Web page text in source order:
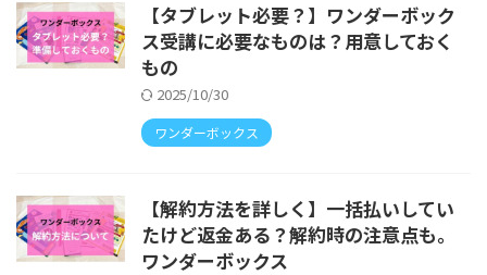
【タブレット必要？】ワンダーボック
ス受講に必要なものは？用意しておく
もの
2025/10/30
ワンダーボックス
【解約方法を詳しく】一括払いしてい
たけど返金ある？解約時の注意点も。
ワンダーボックス